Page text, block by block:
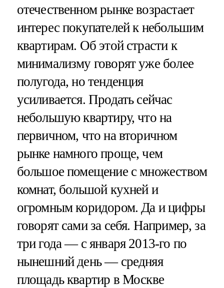
отечественном рынке возрастает
интерес покупателей к небольшим
квартирам. Об этой страсти к
минимализму говорят уже более
полугода, но тенденция
усиливается. Продать сейчас
небольшую квартиру, что на
первичном, что на вторичном
рынке намного проще, чем
большое помещение с множеством
комнат, большой кухней и
огромным коридором. Да и цифры
говорят сами за себя. Например, за
три года — с января 2013-го по
нынешний день — средняя
площадь квартир в Москве